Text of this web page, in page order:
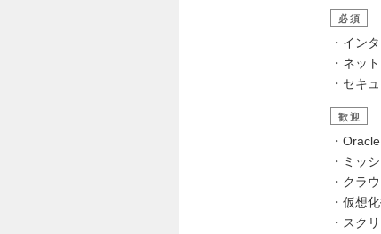
必須
・イン
・ネッ
・セキ
歓迎
・
・ミッ
・クラ
・仮想
・スク